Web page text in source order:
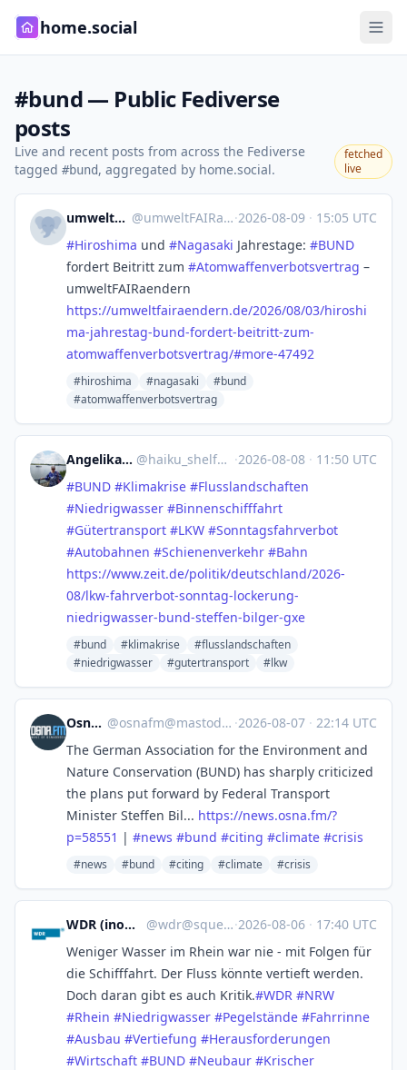
home.social
#bund — Public Fediverse
posts
Live and recent posts from across the Fediverse
tagged #bund, aggregated by home.social.
fetched
live
umweltFAIRaendern.de @umweltFAIRaendern@norden.social ·2026-08-09 · 15:05 UTC
#Hiroshima und #Nagasaki Jahrestage: #BUND
fordert Beitritt zum #Atomwaffenverbotsvertrag –
umweltFAIRaendern
https://umweltfairaendern.de/2026/08/03/hiroshi
ma-jahrestag-bund-fordert-beitritt-zum-
atomwaffenverbotsvertrag/#more-47492
#hiroshima #nagasaki
#bund
#atomwaffenverbotsvertrag
Angelika Wienert @haiku_shelf@nrw.social ·2026-08-08 · 11:50 UTC
#BUND #Klimakrise #Flusslandschaften
#Niedrigwasser #Binnenschifffahrt
#Gütertransport #LKW #Sonntagsfahrverbot
#Autobahnen #Schienenverkehr #Bahn
https://www.zeit.de/politik/deutschland/2026-
08/lkw-fahrverbot-sonntag-lockerung-
niedrigwasser-bund-steffen-bilger-gxe
#bund #klimakrise
#flusslandschaften
#niedrigwasser
#gutertransport #lkw
Osna.FM @osnafm@mastodon.social ·2026-08-07 · 22:14 UTC
The German Association for the Environment and
Nature Conservation (BUND) has sharply criticized
the plans put forward by Federal Transport
Minister Steffen Bil... https://news.osna.fm/?
p=58551 | #news #bund #citing #climate #crisis
#news #bund #citing #climate #crisis
WDR (inoffiziell) @wdr@squeet.me ·2026-08-06 · 17:40 UTC
Weniger Wasser im Rhein war nie - mit Folgen für
die Schifffahrt. Der Fluss könnte vertieft werden.
Doch daran gibt es auch Kritik.#WDR #NRW
#Rhein #Niedrigwasser #Pegelstände #Fahrrinne
#Ausbau #Vertiefung #Herausforderungen
#Wirtschaft #BUND #Neubaur #Krischer